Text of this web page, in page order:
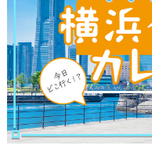
ブログ記事
サイトについて